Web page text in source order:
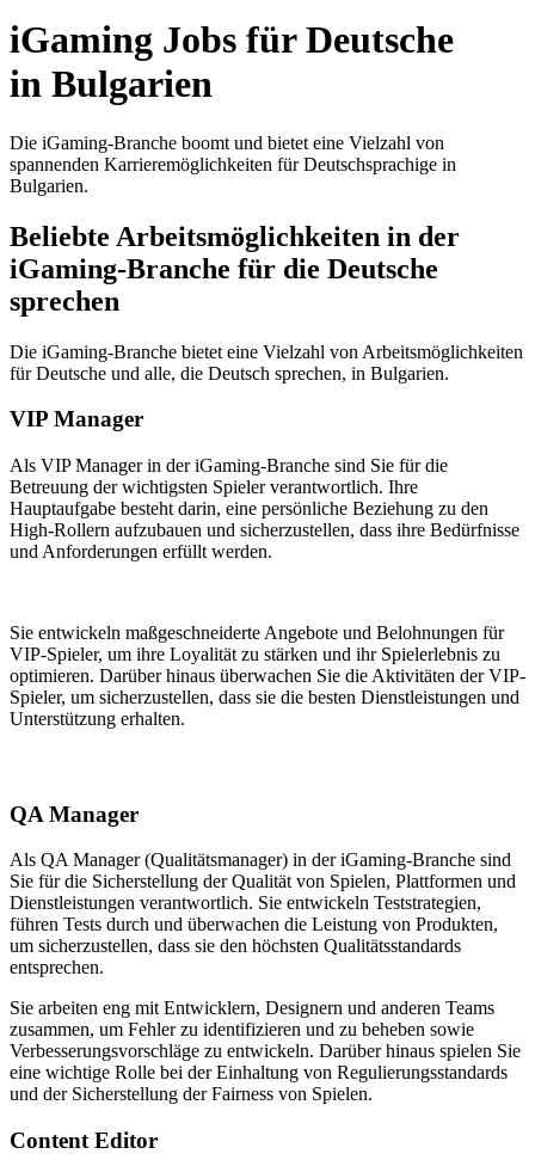
iGaming Jobs für Deutsche
in Bulgarien
Die iGaming-Branche boomt und bietet eine Vielzahl von
spannenden Karrieremöglichkeiten für Deutschsprachige in
Bulgarien.
Beliebte Arbeitsmöglichkeiten in der
iGaming-Branche für die Deutsche
sprechen
Die iGaming-Branche bietet eine Vielzahl von Arbeitsmöglichkeiten
für Deutsche und alle, die Deutsch sprechen, in Bulgarien.
VIP Manager
Als VIP Manager in der iGaming-Branche sind Sie für die
Betreuung der wichtigsten Spieler verantwortlich. Ihre
Hauptaufgabe besteht darin, eine persönliche Beziehung zu den
High-Rollern aufzubauen und sicherzustellen, dass ihre Bedürfnisse
und Anforderungen erfüllt werden.
Sie entwickeln maßgeschneiderte Angebote und Belohnungen für
VIP-Spieler, um ihre Loyalität zu stärken und ihr Spielerlebnis zu
optimieren. Darüber hinaus überwachen Sie die Aktivitäten der VIP-
Spieler, um sicherzustellen, dass sie die besten Dienstleistungen und
Unterstützung erhalten.
QA Manager
Als QA Manager (Qualitätsmanager) in der iGaming-Branche sind
Sie für die Sicherstellung der Qualität von Spielen, Plattformen und
Dienstleistungen verantwortlich. Sie entwickeln Teststrategien,
führen Tests durch und überwachen die Leistung von Produkten,
um sicherzustellen, dass sie den höchsten Qualitätsstandards
entsprechen.
Sie arbeiten eng mit Entwicklern, Designern und anderen Teams
zusammen, um Fehler zu identifizieren und zu beheben sowie
Verbesserungsvorschläge zu entwickeln. Darüber hinaus spielen Sie
eine wichtige Rolle bei der Einhaltung von Regulierungsstandards
und der Sicherstellung der Fairness von Spielen.
Content Editor